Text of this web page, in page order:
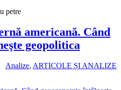
petre
americană. Când
geopolitica
Analize, ARTICOLE ȘI ANALIZE